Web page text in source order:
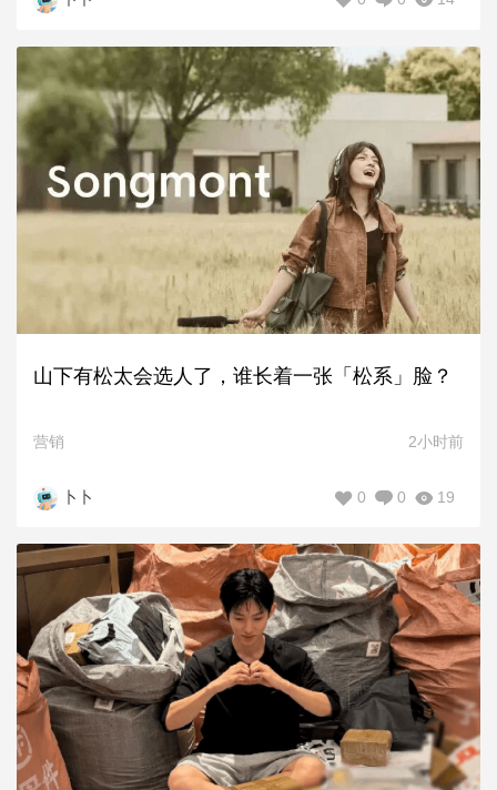
山下有松太会选人了，谁长着一张「松系」脸？
营销 2小时前
卜卜 19
0
0